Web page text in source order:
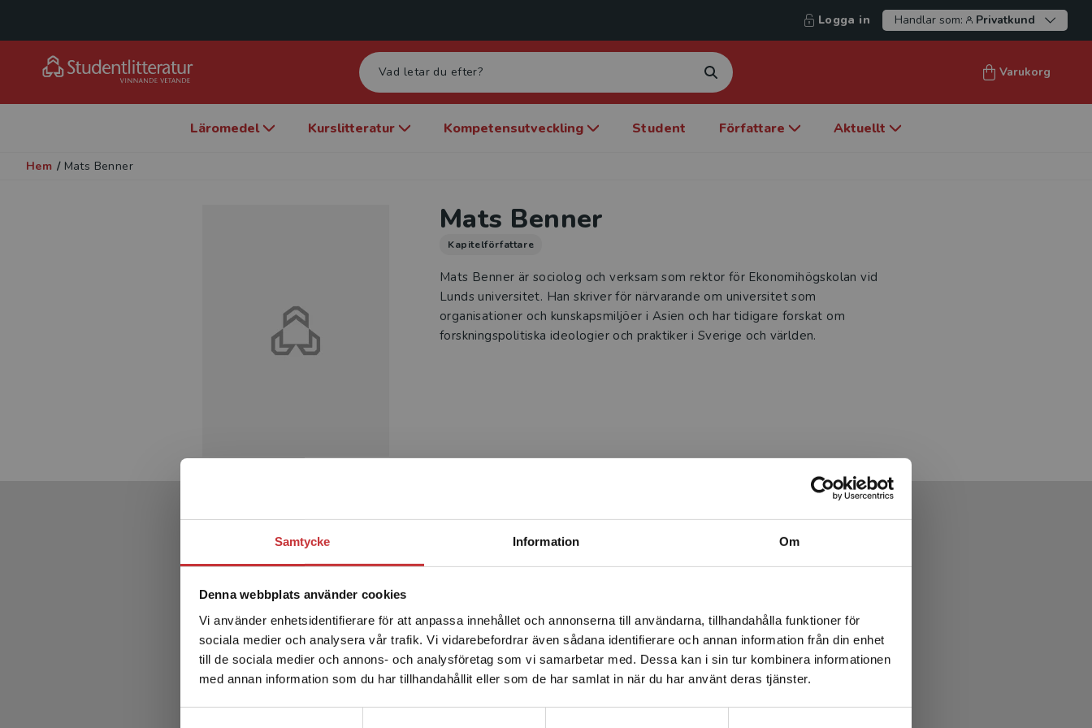
Samtycke Information Om
Denna webbplats använder cookies
Vi använder enhetsidentifierare för att anpassa innehållet och annonserna till användarna, tillhandahålla funktioner för
sociala medier och analysera vår trafik. Vi vidarebefordrar även sådana identifierare och annan information från din enhet
till de sociala medier och annons- och analysföretag som vi samarbetar med. Dessa kan i sin tur kombinera informationen
med annan information som du har tillhandahållit eller som de har samlat in när du har använt deras tjänster.
Begränsad fraktregion
Det verkar som att du besöker studentlitteratur.se via en
enhet utanför Sverige. Vi erbjuder inte leveranser utanför
Sverige. För att kunna slutföra ett köp måste
leveransadressen vara i Sverige.Läs mer
Logga in Handlar som: Privatkund
Varukorg
Läromedel Kurslitteratur Kompetensutveckling Student Författare Aktuellt
Hem / Mats Benner
Mats Benner
Kapitelförfattare
Mats Benner är sociolog och verksam som rektor för Ekonomihögskolan vid
Lunds universitet. Han skriver för närvarande om universitet som
organisationer och kunskapsmiljöer i Asien och har tidigare forskat om
forskningspolitiska ideologier och praktiker i Sverige och världen.
Produkter